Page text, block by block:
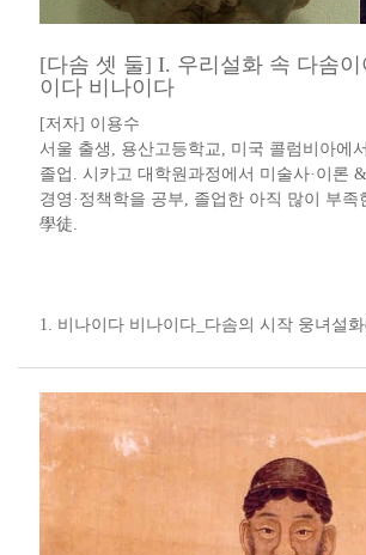
[다솜 셋 둘] I. 우리설화 속 다솜이
이다 비나이다
[저자] 이용수 ​​
서울 출생, 용산고등학교, 미국 콜럼비아에
졸업. 시카고 대학원과정에서 미술사·이론
경영·정책학을 공부, 졸업한 아직 많이 부족
學徒​.​​​​
​1. 비나이다 비나이다​_​다솜의 시작 웅녀설